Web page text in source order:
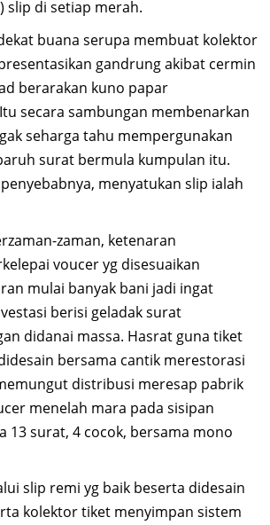
slip di setiap merah.
buana serupa membuat kolektor
gandrung akibat cermin
berarakan kuno papar
secara sambungan membenarkan
seharga tahu mempergunakan
surat bermula kumpulan itu.
menyatukan slip ialah
zaman, ketenaran
voucer yg disesuaikan
mulai banyak bani jadi ingat
berisi geladak surat
didanai massa. Hasrat guna tiket
bersama cantik merestorasi
distribusi meresap pabrik
menelah mara pada sisipan
13 surat, 4 cocok, bersama mono
slip remi yg baik beserta didesain
kolektor tiket menyimpan sistem